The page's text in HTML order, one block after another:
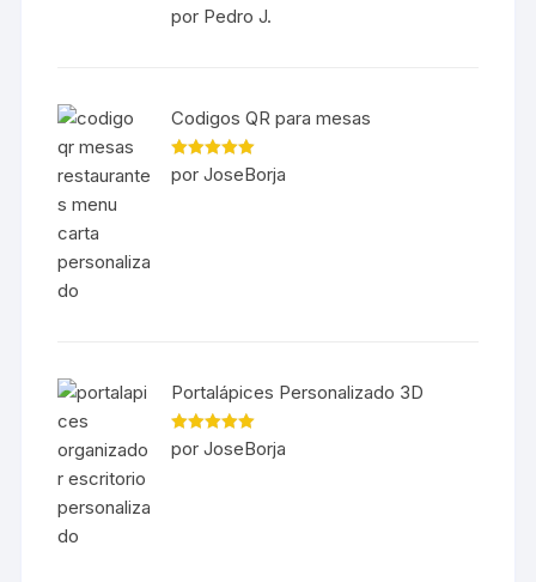
Valorado en
5 de 5
por Pedro J.
Codigos QR para mesas
Valorado en
5 de 5
por JoseBorja
Portalápices Personalizado 3D
Valorado en
5 de 5
por JoseBorja